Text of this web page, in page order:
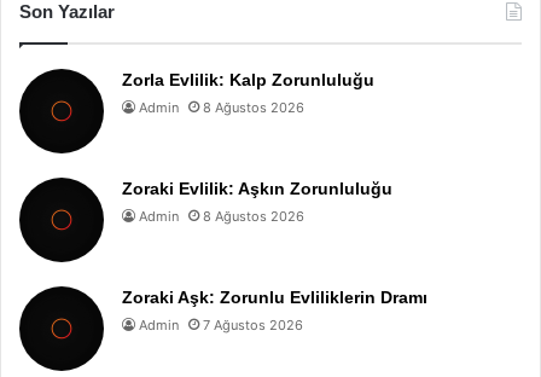
Son Yazılar
Zorla Evlilik: Kalp Zorunluluğu
Admin 8 Ağustos 2026
Zoraki Evlilik: Aşkın Zorunluluğu
Admin 8 Ağustos 2026
Zoraki Aşk: Zorunlu Evliliklerin Dramı
Admin 7 Ağustos 2026